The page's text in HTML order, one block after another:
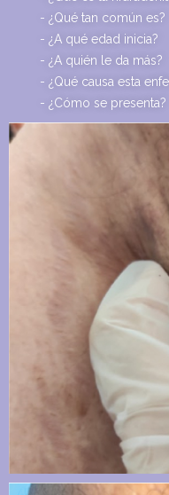
- ¿Qué tan común es?
- ¿A qué edad inicia?
- ¿A quién le da más?
- ¿Qué causa esta
- ¿Cómo se presenta?